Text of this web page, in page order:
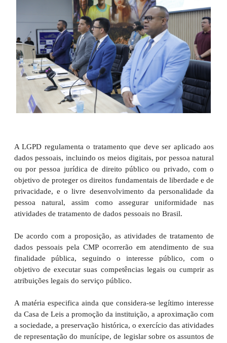
A LGPD regulamenta o tratamento que deve ser aplicado aos
dados pessoais, incluindo os meios digitais, por pessoa natural
ou por pessoa jurídica de direito público ou privado, com o
objetivo de proteger os direitos fundamentais de liberdade e de
privacidade, e o livre desenvolvimento da personalidade da
pessoa natural, assim como assegurar uniformidade nas
atividades de tratamento de dados pessoais no Brasil.
De acordo com a proposição, as atividades de tratamento de
dados pessoais pela CMP ocorrerão em atendimento de sua
finalidade pública, seguindo o interesse público, com o
objetivo de executar suas competências legais ou cumprir as
atribuições legais do serviço público.
A matéria especifica ainda que considera-se legítimo interesse
da Casa de Leis a promoção da instituição, a aproximação com
a sociedade, a preservação histórica, o exercício das atividades
de representação do munícipe, de legislar sobre os assuntos de